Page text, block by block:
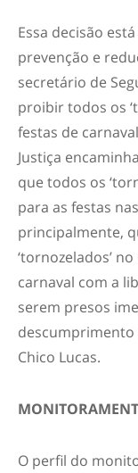
Essa decisão
prevenção e
secretário de
proibir todos os
festas de
Justiça
que todos os
para as festas
principalmente,
‘tornozelados’
carnaval com a
serem presos
descumprimento
Chico Lucas.
O perfil do